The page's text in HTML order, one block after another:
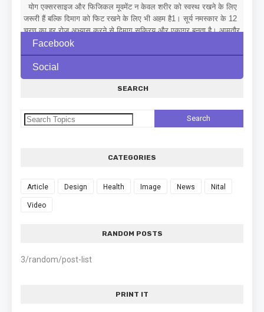
योग एक्सरसाइज और फिजिकल मूवमेंट न केवल शरीर को स्वस्थ रखने के लिए
जरूरी हैं बल्कि दिमाग को फिट रखने के लिए भी अहम है1। सूर्य नमस्कार के 12
चरण का हर रोज अभ्यास करने से दिमाग सक्रिय और एकाग्र बनता है। आमतौर
पर इसका अभ्यास सुबह खाली पेट किया जाता है। सुबह के समय खुली जगह पर
इसे करें, जहां आपको ताजा हवा मिले। सूर्य नमस्कार कैसे करें? (How To Do
Surya Namaskar In Correct Posture) सूर्य नमस्कार 12 योगासनों से
मिलकर बना होता है। यहां स्टेप-बाई-स्टेप गाइड (step by step guide) दी गई
है। 1. प्रणामासन (Pranamasana - The Prayer Pose) सूरज की
Must check Part One for Detail Feet Bones.
Facebook
Social
SEARCH
CATEGORIES
Article Design Health Image News Nital
Video
RANDOM POSTS
3/random/post-list
PRINT IT